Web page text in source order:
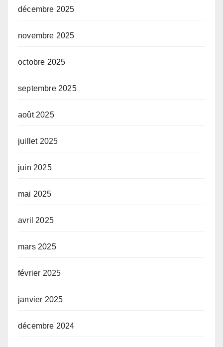
décembre 2025
novembre 2025
octobre 2025
septembre 2025
août 2025
juillet 2025
juin 2025
mai 2025
avril 2025
mars 2025
février 2025
janvier 2025
décembre 2024